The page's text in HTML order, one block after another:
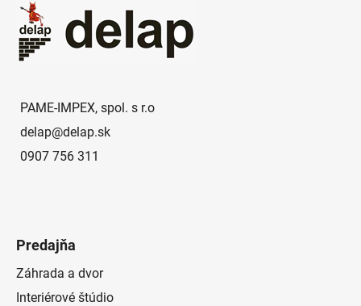
PAME-IMPEX, spol. s r.o
delap@delap.sk
0907 756 311
Predajňa
Záhrada a dvor
Interiérové štúdio